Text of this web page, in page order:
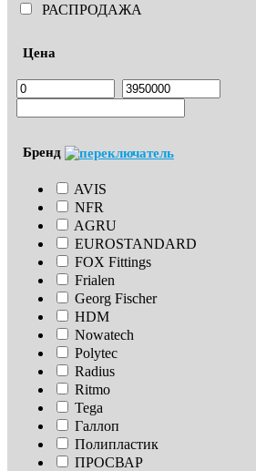
РАСПРОДАЖА
Цена
Бренд
AVIS
NFR
AGRU
EUROSTANDARD
FOX Fittings
Frialen
Georg Fischer
HDM
Nowatech
Polytec
Radius
Ritmo
Tega
Галлоп
Полипластик
ПРОСВАР